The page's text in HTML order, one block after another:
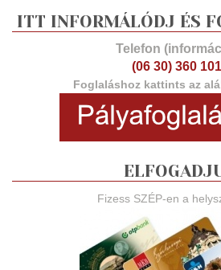
ITT INFORMÁLÓDJ ÉS
Telefon
(06 30) 360
Foglaláshoz kattints az
Fizess SZÉP-en a